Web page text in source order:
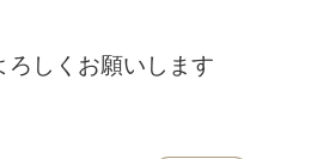
ろしくお願いします